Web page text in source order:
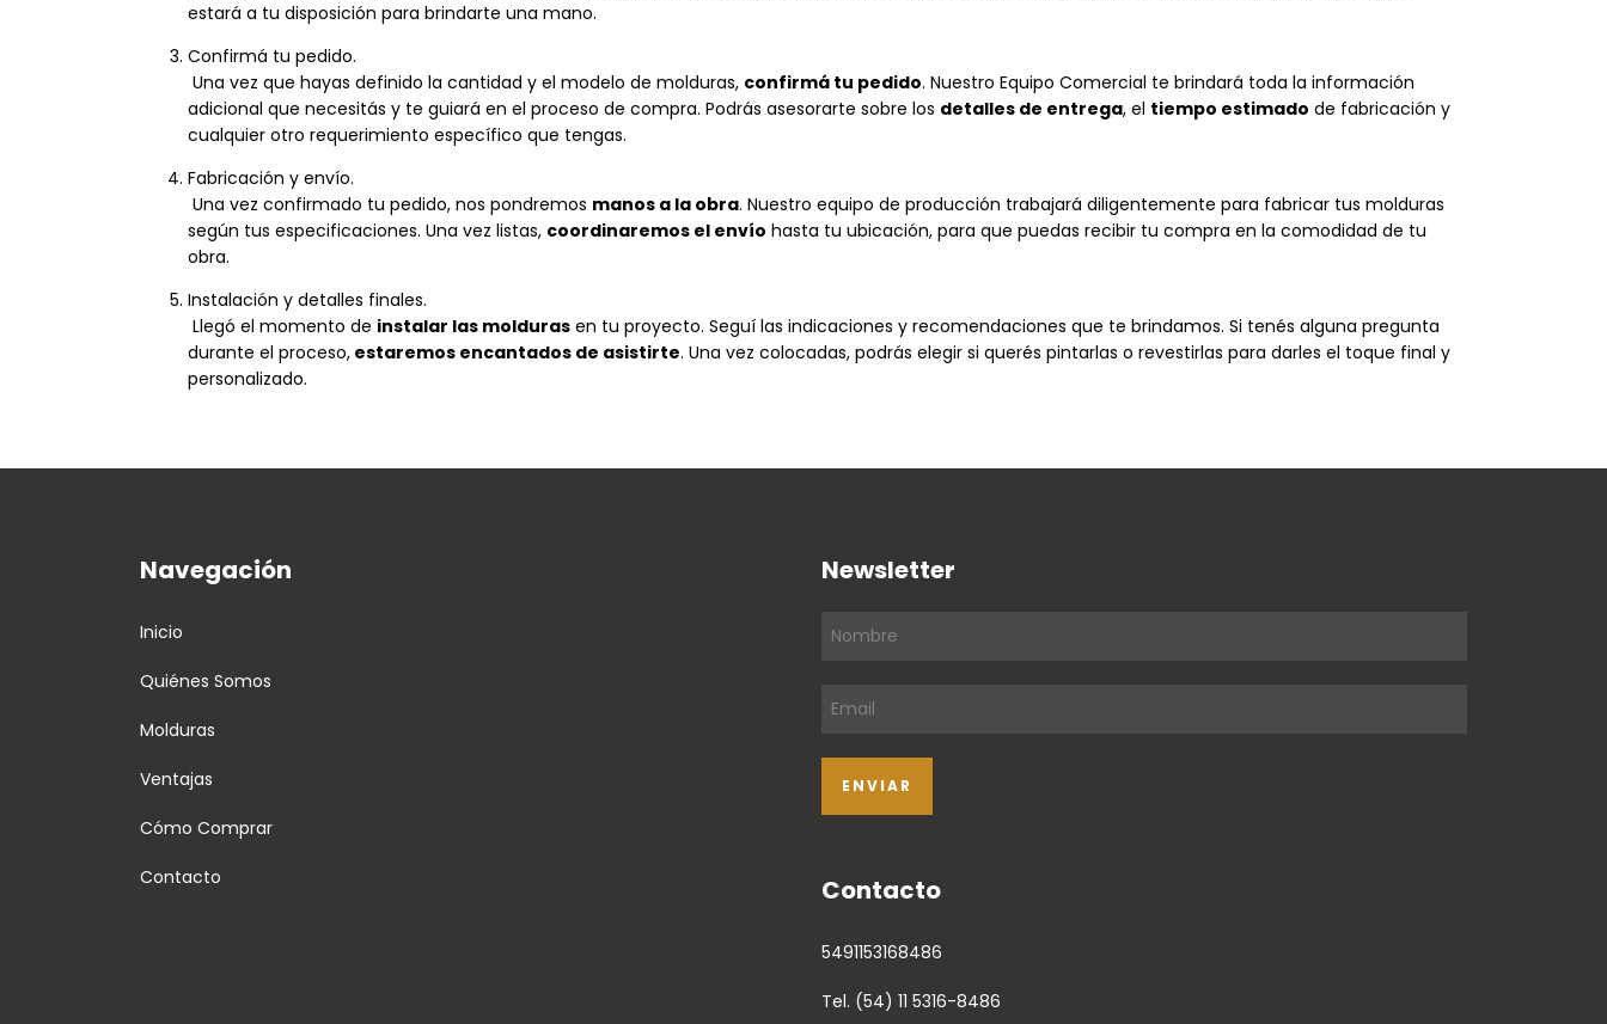
estará a tu disposición para brindarte una mano.
Confirmá tu pedido.
Una vez que hayas definido la cantidad y el modelo de molduras, confirmá tu pedido. Nuestro Equipo Comercial te brindará toda la información
adicional que necesitás y te guiará en el proceso de compra. Podrás asesorarte sobre los detalles de entrega, el tiempo estimado de fabricación y
cualquier otro requerimiento específico que tengas.
Fabricación y envío.
Una vez confirmado tu pedido, nos pondremos manos a la obra. Nuestro equipo de producción trabajará diligentemente para fabricar tus molduras
según tus especificaciones. Una vez listas, coordinaremos el envío hasta tu ubicación, para que puedas recibir tu compra en la comodidad de tu
obra.
Instalación y detalles finales.
Llegó el momento de instalar las molduras en tu proyecto. Seguí las indicaciones y recomendaciones que te brindamos. Si tenés alguna pregunta
durante el proceso, estaremos encantados de asistirte. Una vez colocadas, podrás elegir si querés pintarlas o revestirlas para darles el toque final y
personalizado.
Navegación
Inicio
Quiénes Somos
Molduras
Ventajas
Cómo Comprar
Contacto
Newsletter
Contacto
5491153168486
Tel. (54) 11 5316-8486